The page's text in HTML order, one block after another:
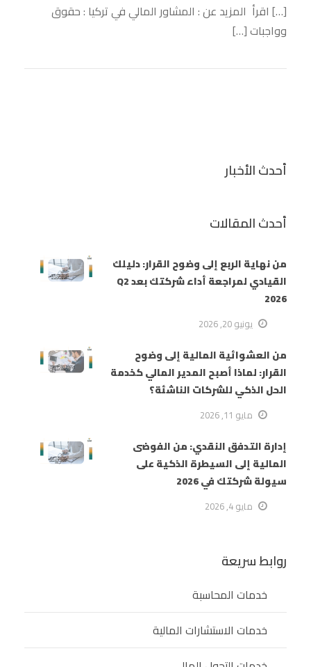
[…] اقرأ المزيد عن : المشاور المالي في تركيا : حقوق
وواجبات […]
أحدث الأخبار
أحدث المقالات
من نهاية الربع إلى وضوح القرار: دليلك
القيادي لمراجعة أداء شركتك بعد Q2
2026
يونيو 20, 2026
من العشوائية المالية إلى وضوح
القرار: لماذا أصبح المدير المالي كخدمة
الحل الذكي للشركات الناشئة؟
مايو 11, 2026
إدارة التدفق النقدي: من الفوضى
المالية إلى السيطرة الذكية على
سيولة شركتك في 2026
مايو 4, 2026
روابط سريعة
خدمات المحاسبة
خدمات الاستشارات المالية